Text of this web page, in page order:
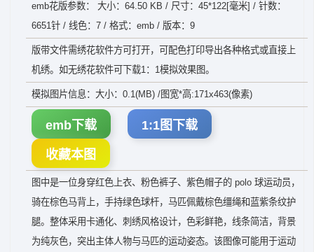
emb花版参数： 大小：64.50 KB / 尺寸：45*122[毫米] / 针数：
6651针 / 线色：7 / 格式：emb / 版本：9
版带文件需绣花软件方可打开，可配色打印导出各种格式或直接上
机绣。如无绣花软件可下载1：1模拟效果图。
模拟图片信息：大小：0.1(MB) /图宽*高:171x463(像素)
emb下载 1:1图下载
收藏本图
图中是一位身穿红色上衣、粉色裤子、紫色帽子的 polo 球运动员，
骑在棕色马背上，手持绿色球杆，马匹佩戴棕色缰绳和蓝紫条纹护
腿。整体采用卡通化、刺绣风格设计，色彩鲜艳，线条简洁，背景
为纯灰色，突出主体人物与马匹的运动姿态。该图像可能用于运动